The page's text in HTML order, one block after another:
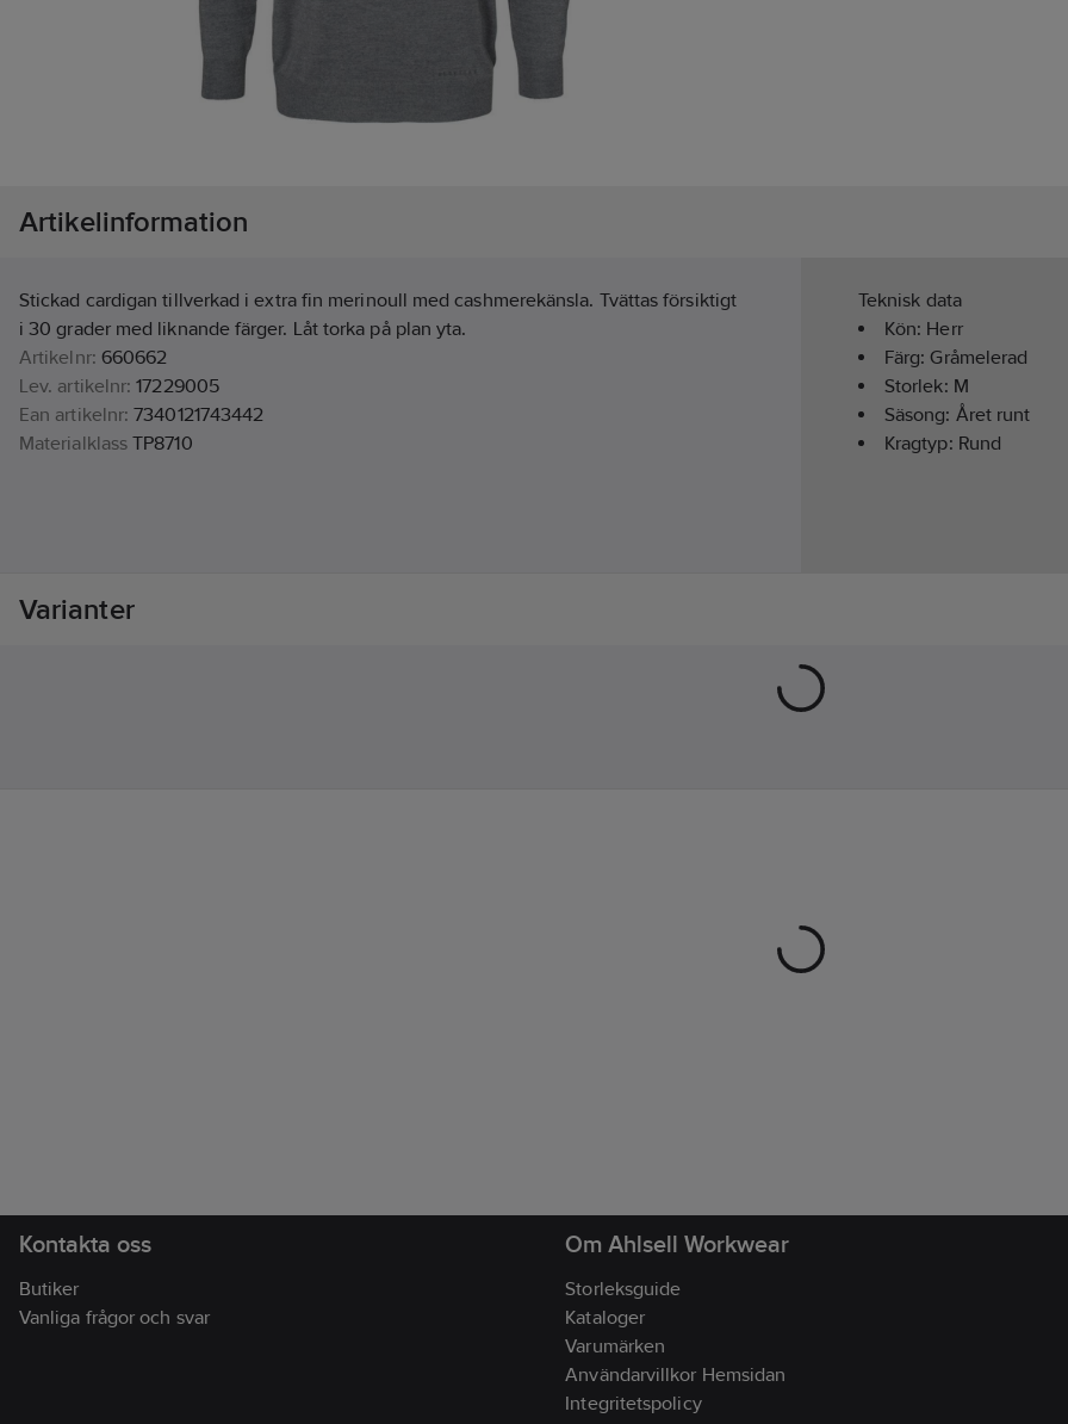
Artikelinformation
Stickad cardigan tillverkad i extra fin merinoull med cashmerekänsla. Tvättas försiktigt
i 30 grader med liknande färger. Låt torka på plan yta.
Artikelnr: 660662
Lev. artikelnr: 17229005
Ean artikelnr: 7340121743442
Materialklass TP8710
Teknisk data
Kön: Herr
Färg:Gråmelerad
Storlek: M
Säsong: Året runt
Kragtyp: Rund
Varianter
Kontakta oss
Butiker
Vanliga frågor och svar
Om Ahlsell Workwear
Storleksguide
Kataloger
Varumärken
Användarvillkor Hemsidan
Integritetspolicy